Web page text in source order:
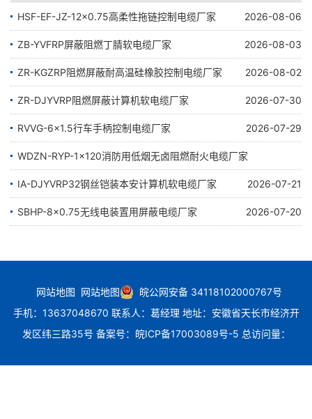
HSF-EF-JZ-12×0.75高柔性拖链控制电缆厂家 2026-08-06
ZB-YVFRP屏蔽阻燃丁腈软电缆厂家 2026-08-03
ZR-KGZRP阻燃屏蔽耐高温硅橡胶控制电缆厂家 2026-08-02
ZR-DJYVRP阻燃屏蔽计算机软电缆厂家 2026-07-30
RVVG-6×1.5行车手柄控制电缆厂家 2026-07-29
WDZN-RYP-1×120消防用低烟无卤阻燃耐火电缆厂家
2026-07-24
IA-DJYVRP32钢丝铠装本安计算机软电缆厂家 2026-07-21
SBHP-8×0.75无线电装置用屏蔽电缆厂家 2026-07-20
网站地图 网站地图
皖公网安备 34118102000767号
手机：13637048670 联系人：葛经理 地址：安徽省天长市经济开
发区纬三路35号 备案号： 皖ICP备17003089号-5 总访问量：